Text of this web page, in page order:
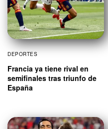
DEPORTES
Francia ya tiene rival en
semifinales tras triunfo de
España